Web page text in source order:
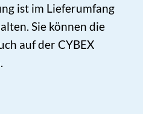
ist im Lieferumfang
Sie können die
auf der CYBEX